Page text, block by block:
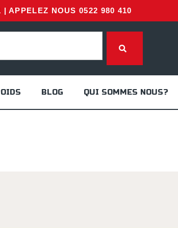
APPELEZ NOUS 0522 980 410
BLOG QUI SOMMES NOUS?